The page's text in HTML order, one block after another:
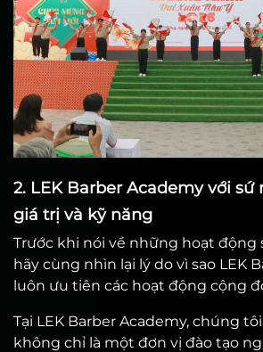
2. LEK Barber Academy với sứ
giá trị và kỹ năng
Trước khi nói về những hoạt động
hãy cùng nhìn lại lý do vì sao LEK
luôn ưu tiên các hoạt động cộng
Tại LEK Barber Academy, chúng
không chỉ là một đơn vị đào tạo